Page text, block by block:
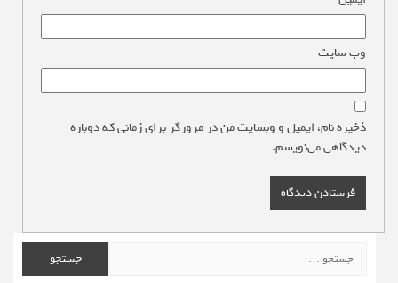
وب‌ سایت
ذخیره نام، ایمیل و وبسایت من در مرورگر برای زمانی که دوباره
دیدگاهی می‌نویسم.
برای: